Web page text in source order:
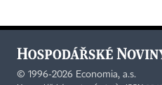
© 1996-2026 Economia, a.s.